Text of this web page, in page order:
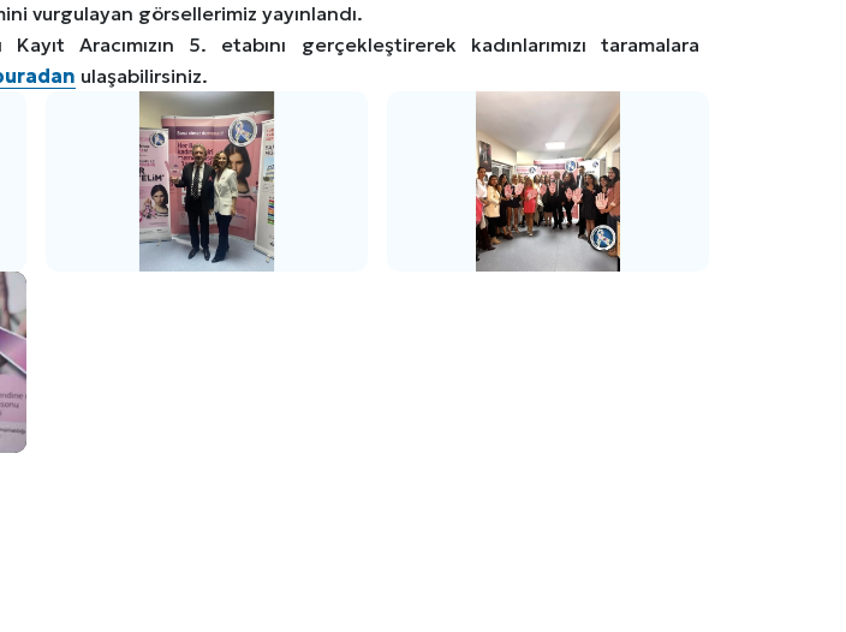
vurgulayan görsellerimiz yayınlandı.
Aracımızın 5. etabını gerçekleştirerek kadınlarımızı taramalara
ulaşabilirsiniz.